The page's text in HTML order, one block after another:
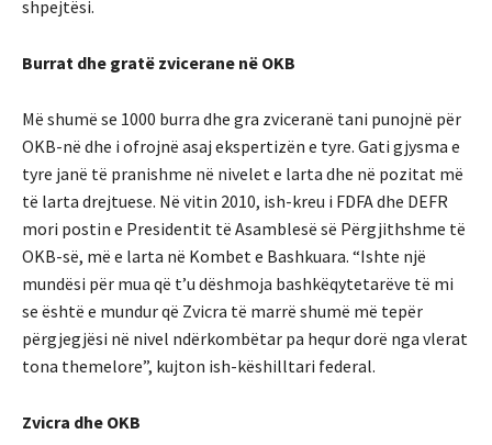
shpejtësi.
Burrat dhe gratë zvicerane në OKB
Më shumë se 1000 burra dhe gra zviceranë tani punojnë për
OKB-në dhe i ofrojnë asaj ekspertizën e tyre. Gati gjysma e
tyre janë të pranishme në nivelet e larta dhe në pozitat më
të larta drejtuese. Në vitin 2010, ish-kreu i FDFA dhe DEFR
mori postin e Presidentit të Asamblesë së Përgjithshme të
OKB-së, më e larta në Kombet e Bashkuara. “Ishte një
mundësi për mua që t’u dëshmoja bashkëqytetarëve të mi
se është e mundur që Zvicra të marrë shumë më tepër
përgjegjësi në nivel ndërkombëtar pa hequr dorë nga vlerat
tona themelore”, kujton ish-këshilltari federal.
Zvicra dhe OKB